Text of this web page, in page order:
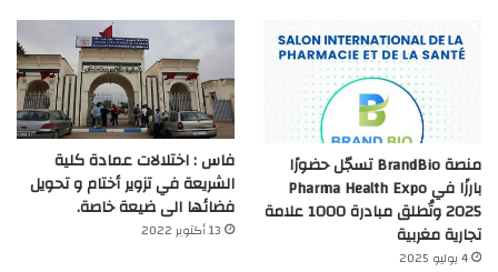
منصة BrandBio تسجّل حضورًا
بارزًا في Pharma Health Expo
2025 وتُطلق مبادرة 1000 علامة
تجارية مغربية
4 يوليو 2025
فاس : اختلالات عمادة كلية
الشريعة في تزوير أختام و تحويل
فضائها الى ضيعة خاصة.
13 أكتوبر 2022